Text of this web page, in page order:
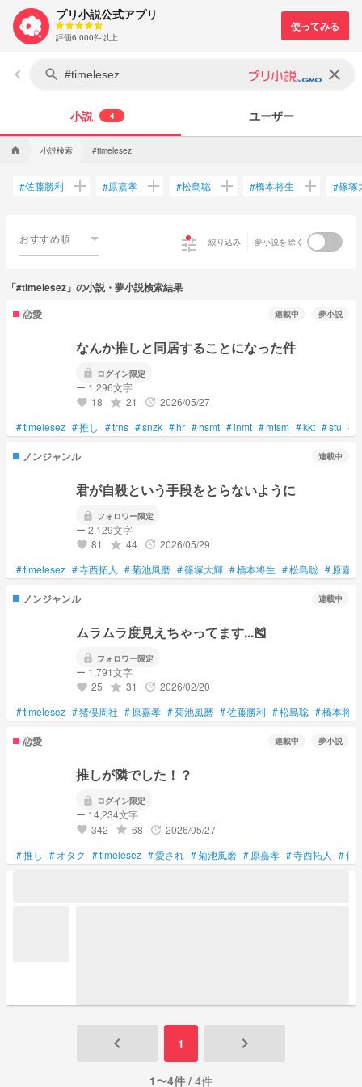
プリ小説公式アプリ
評価6,000件以上
keyboard_arrow_left search clear
小説 4 ユーザー
home 小説検索 #timelesez
#佐藤勝利 add #原嘉孝 add #松島聡 add #橋本将生 add #篠塚
おすすめ順 tune 絞り込み 夢小説を除く
「#timelesez」の小説・夢小説検索結果
恋愛
連載中 夢小説
なんか推しと同居することになった件
lock ログイン限定
ー 1,296文字
favorite 18 grade 21 update 2026/05/27
#timelesez #推し #trns #snzk #hr #hsmt #inmt #mtsm #kkt #stu #
ノンジャンル 連載中
君が自殺という手段をとらないように
lock フォロワー限定
ー 2,129文字
favorite 81 grade 44 update 2026/05/29
#timelesez #寺西拓人 #菊池風磨 #篠塚大輝 #橋本将生 #松島聡 #原嘉孝
ノンジャンル 連載中
ムラムラ度見えちゃってます...🎽
lock フォロワー限定
ー 1,791文字
favorite 25 grade 31 update 2026/02/20
#timelesez #猪俣周社 #原嘉孝 #菊池風磨 #佐藤勝利 #松島聡 #橋本将生
恋愛 連載中 夢小説
推しが隣でした！？
lock ログイン限定
ー 14,234文字
favorite 342 grade 68 update 2026/05/27
#推し #オタク #timelesez #愛され #菊池風磨 #原嘉孝 #寺西拓人 #佐
keyboard_arrow_left 1 keyboard_arrow_right
1〜4件 / 4件